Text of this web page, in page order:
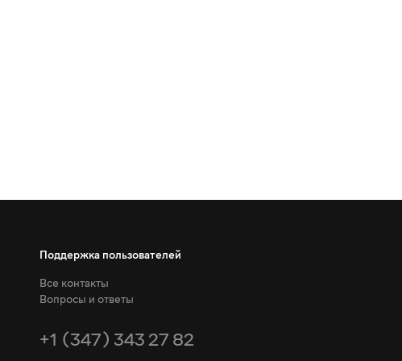
Поддержка пользователей
Все контакты
Вопросы и ответы
+1 (347) 343 27 82